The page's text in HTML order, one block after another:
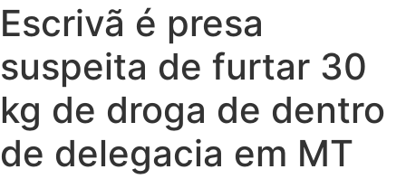
Escrivã é presa
suspeita de furtar 30
kg de droga de dentro
de delegacia em MT